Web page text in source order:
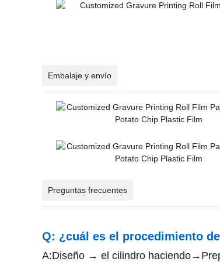
Embalaje y envío
Preguntas frecuentes
Q: ¿cuál es el procedimiento
A:Diseño → el cilindro